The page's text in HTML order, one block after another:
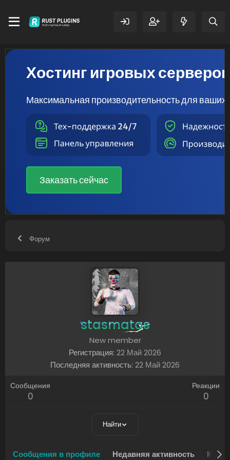
Хостинг игровых серверов
Максимальная производительность для ваших
Заказать сейчас
Форум
stasmatas
New member
Регистрация 22 Май 2026
Последняя активность 22 Май 2026
Сообщения
0
Реакции
0
Найти
Сообщения в профиле Недавняя активность